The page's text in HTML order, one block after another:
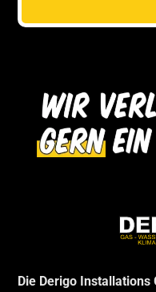
Die Derigo